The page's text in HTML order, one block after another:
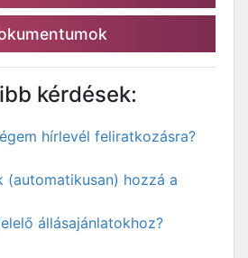
kérdések:
hírlevél feliratkozásra?
(automatikusan) hozzá a
állásajánlatokhoz?